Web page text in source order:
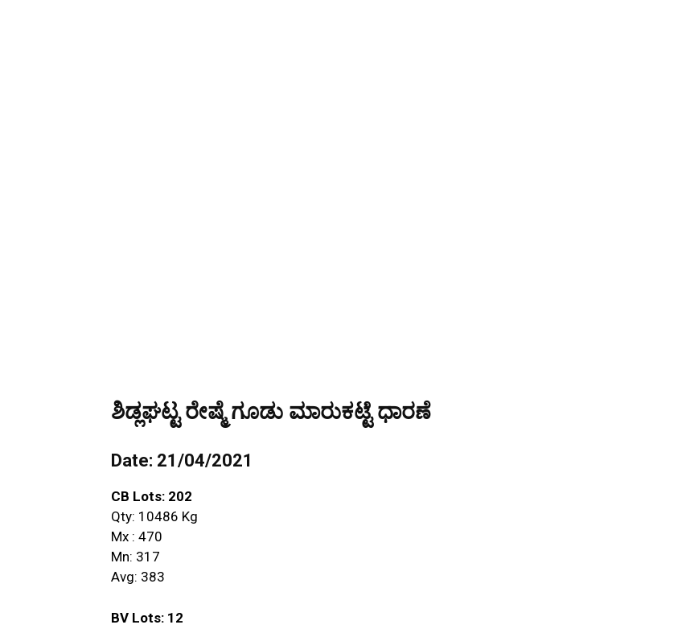
ಶಿಡ್ಲಘಟ್ಟ ರೇಷ್ಮೆ ಗೂಡು ಮಾರುಕಟ್ಟೆ ಧಾರಣೆ
Date: 21/04/2021
CB Lots: 202
Qty: 10486 Kg
Mx : 470
Mn: 317
Avg: 383
BV Lots: 12